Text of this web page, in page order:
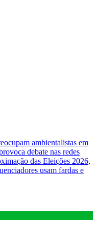
ambientalistas em
debate nas redes
das Eleições 2026,
usam fardas e